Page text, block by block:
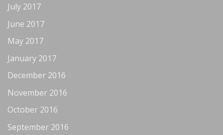
July 2017
June 2017
May 2017
January 2017
December 2016
November 2016
October 2016
September 2016